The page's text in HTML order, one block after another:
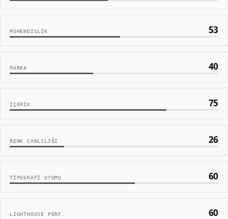
MÜHENDISLIK 53
MARKA 40
İÇERIK 75
RENK CANLILIĞI 26
TIPOGRAFI UYUMU 60
LIGHTHOUSE PERF. 60